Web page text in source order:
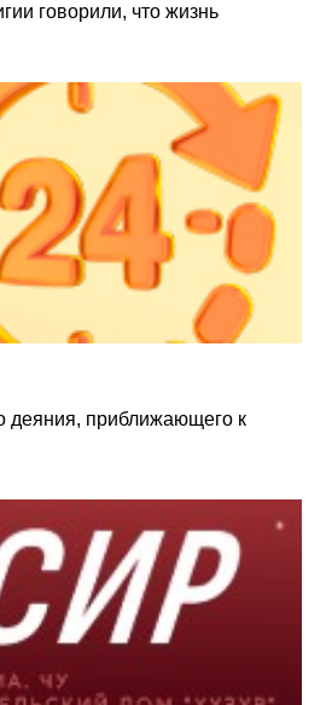
говорили, что жизнь